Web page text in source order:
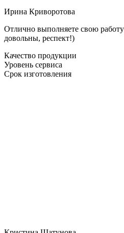
Ирина Криворотова
Отлично выполняете свою
довольны, респект!)
Качество продукции
Уровень сервиса
Срок изготовления